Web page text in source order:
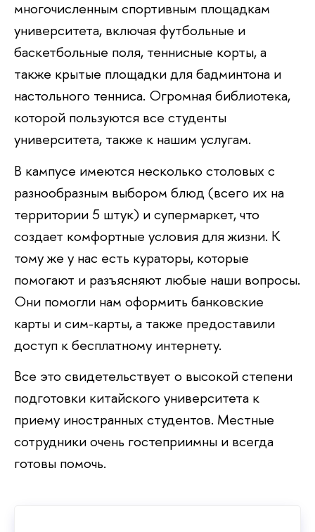
многочисленным спортивным площадкам
университета, включая футбольные и
баскетбольные поля, теннисные корты, а
также крытые площадки для бадминтона и
настольного тенниса. Огромная библиотека,
которой пользуются все студенты
университета, также к нашим услугам.
В кампусе имеются несколько столовых с
разнообразным выбором блюд (всего их на
территории 5 штук) и супермаркет, что
создает комфортные условия для жизни. К
тому же у нас есть кураторы, которые
помогают и разъясняют любые наши вопросы.
Они помогли нам оформить банковские
карты и сим-карты, а также предоставили
доступ к бесплатному интернету.
Все это свидетельствует о высокой степени
подготовки китайского университета к
приему иностранных студентов. Местные
сотрудники очень гостеприимны и всегда
готовы помочь.